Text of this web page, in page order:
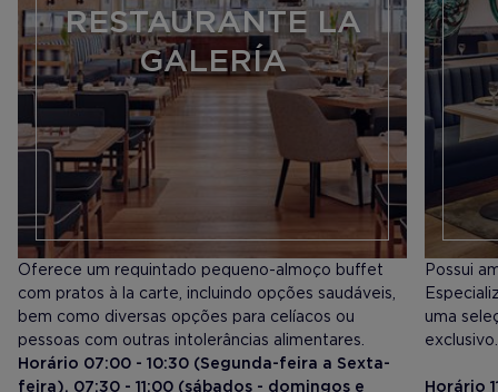
RESTAURANTE LA
GALERÍA
Oferece um requintado pequeno-almoço buffet
com pratos à la carte, incluindo opções saudáveis,
bem como diversas opções para celíacos ou
pessoas com outras intolerâncias alimentares.
Horário 07:00 - 10:30 (Segunda-feira a Sexta-
feira). 07:30 - 11:00 (sábados - domingos e
Possui
uma
exclusivo.
Horário